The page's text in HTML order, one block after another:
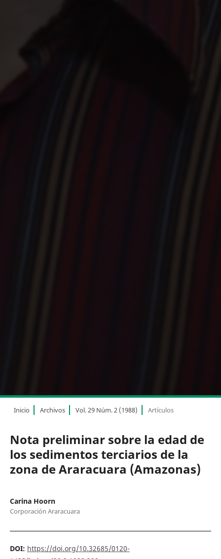
Inicio Archivos Vol. 29 Núm. 2 (1988) Artículos
Nota preliminar sobre la edad de
los sedimentos terciarios de la
zona de Araracuara (Amazonas)
Carina Hoorn
Corporación Araracuara
DOI: https://doi.org/10.32685/0120-